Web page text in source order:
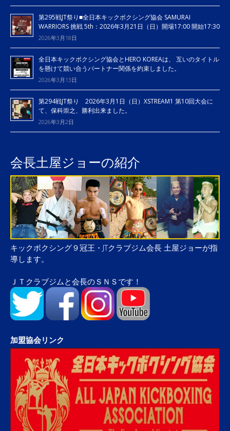
第295戦JT祭り■全日本キックボクシング協会 SAMURAI
WARRIORS 挑戦 5th：2026年3月21日（日）開場17:00 開始17:30
2026年3月18日
全日本キックボクシング協会とHERO KOREAは、 互いのタイトル
を懸けて競い合うパートナー関係を約束しました。
2026年3月13日
第294戦JT祭り 2026年3月1日（日）XSTREAM1 第10回大会に
て、保科崇之、勝利出来ました。
2026年3月2日
会長土屋ジョーの紹介
キックボクシング９冠王・JTクラブジム会長 土屋ジョーが指
導します。
ＪＴクラブジムと会長のＳＮＳです！
加盟協会リンク